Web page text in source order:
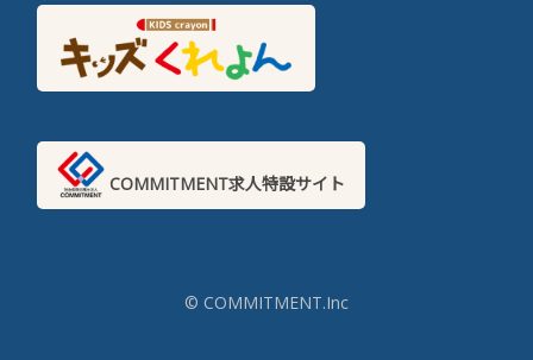
COMMITMENT求人特設サイト
© COMMITMENT.Inc